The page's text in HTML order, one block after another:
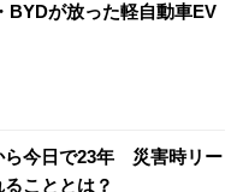
BYDが放った軽自動車EV
ら今日で23年 災害時リー
こととは？